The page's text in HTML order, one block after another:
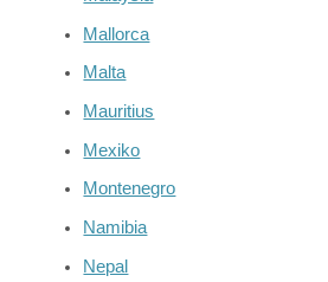
Mallorca
Malta
Mauritius
Mexiko
Montenegro
Namibia
Nepal